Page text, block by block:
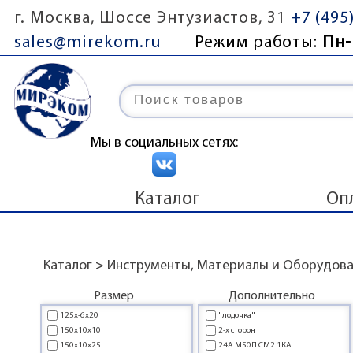
г. Москва, Шоссе Энтузиастов, 31
+7
sales@mirekom.ru
Режим работы:
Мы в социальных сетях:
Каталог
Каталог > Инструменты, Материалы и
Размер
125x-6x20
150x10x10
150x10x25
Дополнительно
"лодочка"
2-х сторон
24А М50П СМ2 1КА